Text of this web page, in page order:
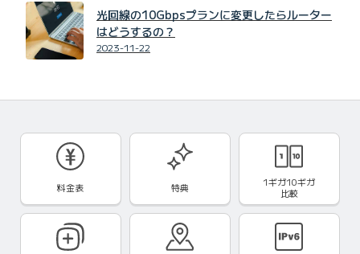
光回線の10Gbpsプランに変更したらルーター
はどうするの？
2023-11-22
料金表 特典
1ギガ10ギガ
比較